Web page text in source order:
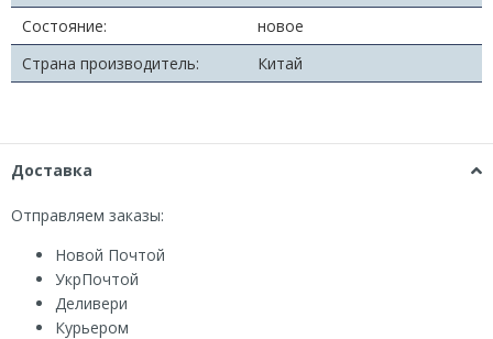
Состояние:
новое
Страна производитель:
Китай
Доставка
Отправляем заказы:
Новой Почтой
УкрПочтой
Деливери
Курьером